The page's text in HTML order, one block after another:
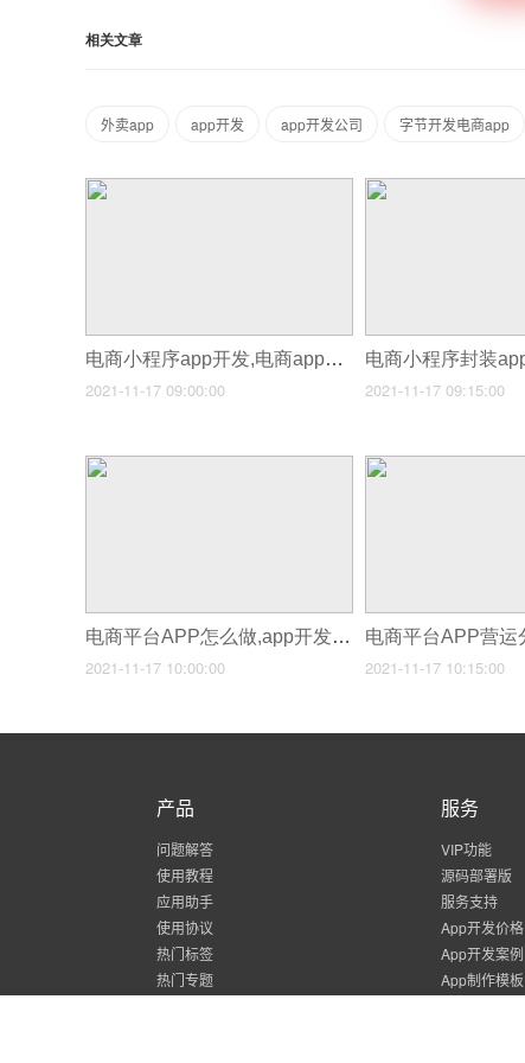
相关文章
外卖app app开发 app开发公司 字节开发电商app
电商小程序app开发,电商app开发问卷
2021-11-17 09:00:00 2021-11-17 09:15:00
电商平台APP怎么做,app开发怎么做
2021-11-17 10:00:00 2021-11-17 10:15:00
产品
问题解答
使用教程
应用助手
使用协议
热门标签
热门专题
服务
VIP功能
源码部署版
服务支持
App开发价格
App开发案例
App制作模板